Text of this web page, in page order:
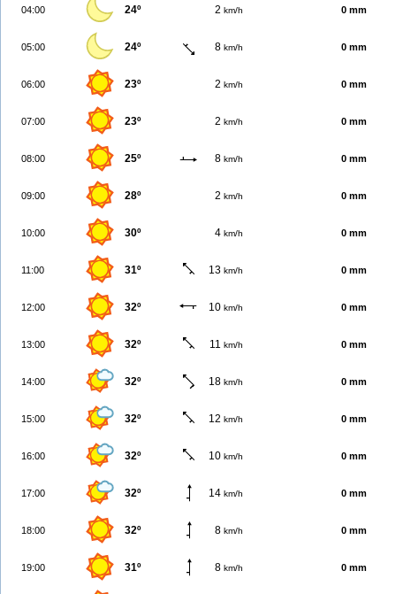
04:00 24º 2 km/h 0 mm
05:00 24º 8 km/h 0 mm
06:00 23º 2 km/h 0 mm
07:00 23º 2 km/h 0 mm
08:00 25º 8 km/h 0 mm
09:00 28º 2 km/h 0 mm
10:00 30º 4 km/h 0 mm
11:00 31º 13 km/h 0 mm
12:00 32º 10 km/h 0 mm
13:00 32º 11 km/h 0 mm
14:00 32º 18 km/h 0 mm
15:00 32º 12 km/h 0 mm
16:00 32º 10 km/h 0 mm
17:00 32º 14 km/h 0 mm
18:00 32º 8 km/h 0 mm
19:00 31º 8 km/h 0 mm